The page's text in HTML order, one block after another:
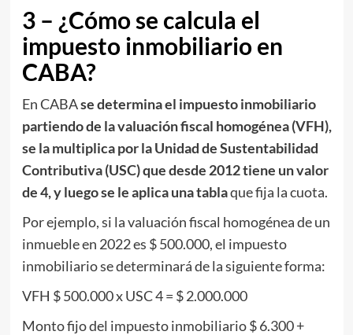
3 – ¿Cómo se calcula el
impuesto inmobiliario en
CABA?
En CABAse determina el impuesto inmobiliario
partiendo de la valuación fiscal homogénea (VFH),
se la multiplica por la Unidad de Sustentabilidad
Contributiva (USC) que desde 2012 tiene un valor
de 4, y luego se le aplica una tablaque fija la cuota.
Por ejemplo, si la valuación fiscal homogénea de un
inmueble en 2022 es $ 500.000, el impuesto
inmobiliario se determinará de la siguiente forma:
VFH $ 500.000 x USC 4 = $ 2.000.000
Monto fijo del impuesto inmobiliario $ 6.300 +